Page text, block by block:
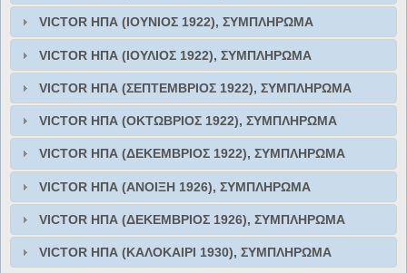
VICTOR ΗΠΑ (ΙΟΥΝΙΟΣ 1922), ΣΥΜΠΛΗΡΩΜΑ
VICTOR ΗΠΑ (ΙΟΥΛΙΟΣ 1922), ΣΥΜΠΛΗΡΩΜΑ
VICTOR ΗΠΑ (ΣΕΠΤΕΜΒΡΙΟΣ 1922), ΣΥΜΠΛΗΡΩΜΑ
VICTOR ΗΠΑ (ΟΚΤΩΒΡΙΟΣ 1922), ΣΥΜΠΛΗΡΩΜΑ
VICTOR ΗΠΑ (ΔΕΚΕΜΒΡΙΟΣ 1922), ΣΥΜΠΛΗΡΩΜΑ
VICTOR ΗΠΑ (ΑΝΟΙΞΗ 1926), ΣΥΜΠΛΗΡΩΜΑ
VICTOR ΗΠΑ (ΔΕΚΕΜΒΡΙΟΣ 1926), ΣΥΜΠΛΗΡΩΜΑ
VICTOR ΗΠΑ (ΚΑΛΟΚΑΙΡΙ 1930), ΣΥΜΠΛΗΡΩΜΑ